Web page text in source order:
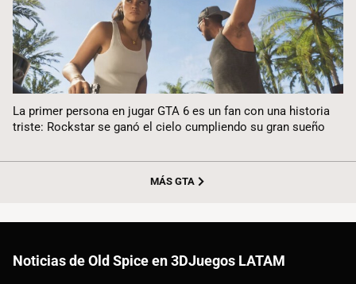
La primer persona en jugar GTA 6 es un fan con una historia
triste: Rockstar se ganó el cielo cumpliendo su gran sueño
MÁS GTA
Noticias de Old Spice en 3DJuegos LATAM